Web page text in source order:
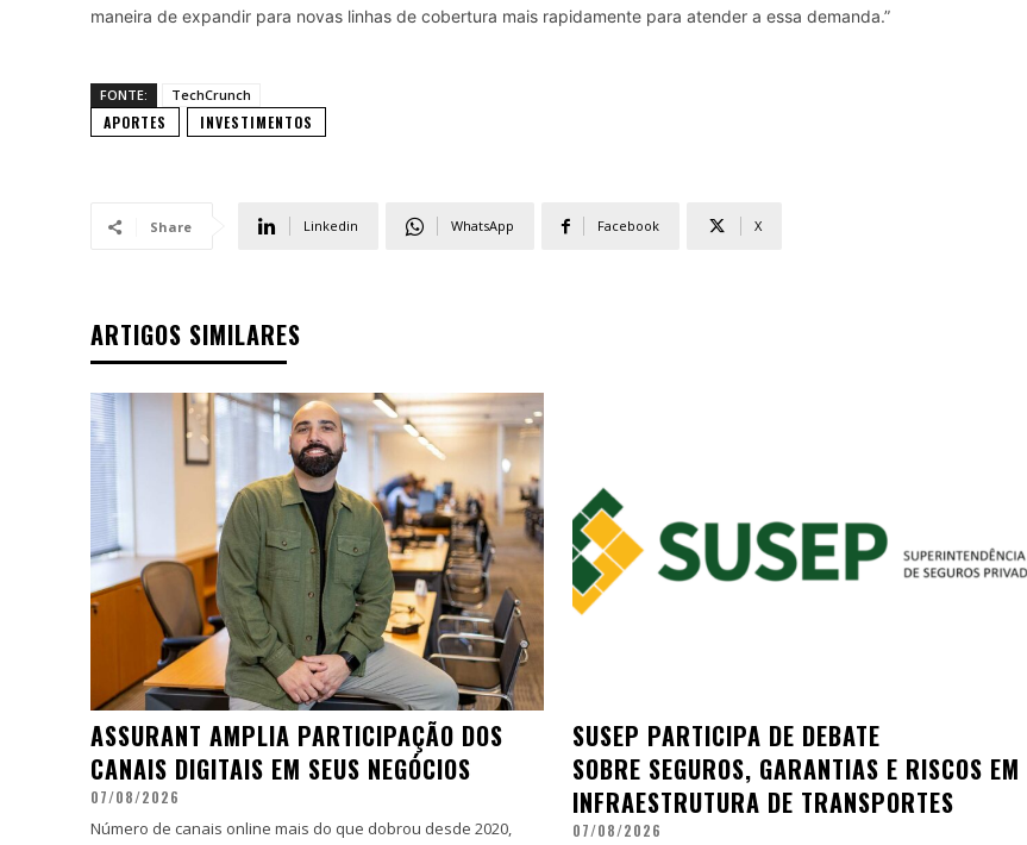
maneira de expandir para novas linhas de cobertura mais rapidamente para atender a essa demanda.”
FONTE: TechCrunch
APORTES INVESTIMENTOS
Share Linkedin WhatsApp Facebook X
ARTIGOS SIMILARES
ASSURANT AMPLIA PARTICIPAÇÃO DOS
CANAIS DIGITAIS EM SEUS NEGÓCIOS
07/08/2026
Número de canais online mais do que dobrou desde 2020,
SUSEP PARTICIPA DE DEBATE
SOBRE SEGUROS, GARANTIAS E RISCOS EM
INFRAESTRUTURA DE TRANSPORTES
07/08/2026